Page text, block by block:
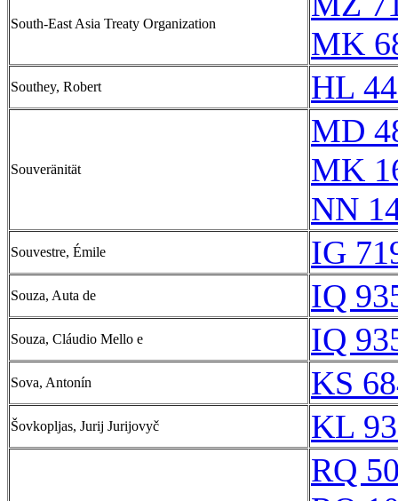
South-East Asia Treaty Organization
MK
Southey, Robert HL
Souveränität
MD
MK
NN
Souvestre, Émile IG
Souza, Auta de IQ
Souza, Cláudio Mello e IQ
Sova, Antonín KS
Šovkopljas, Jurij Jurijovyč
KL
RQ